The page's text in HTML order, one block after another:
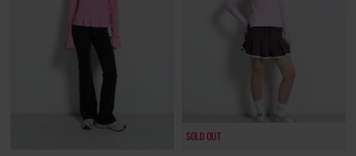
SOLD OUT
SOLD OUT